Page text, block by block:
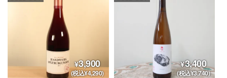
3,900
(税込¥4,290)
3,400
(税込¥3,740)